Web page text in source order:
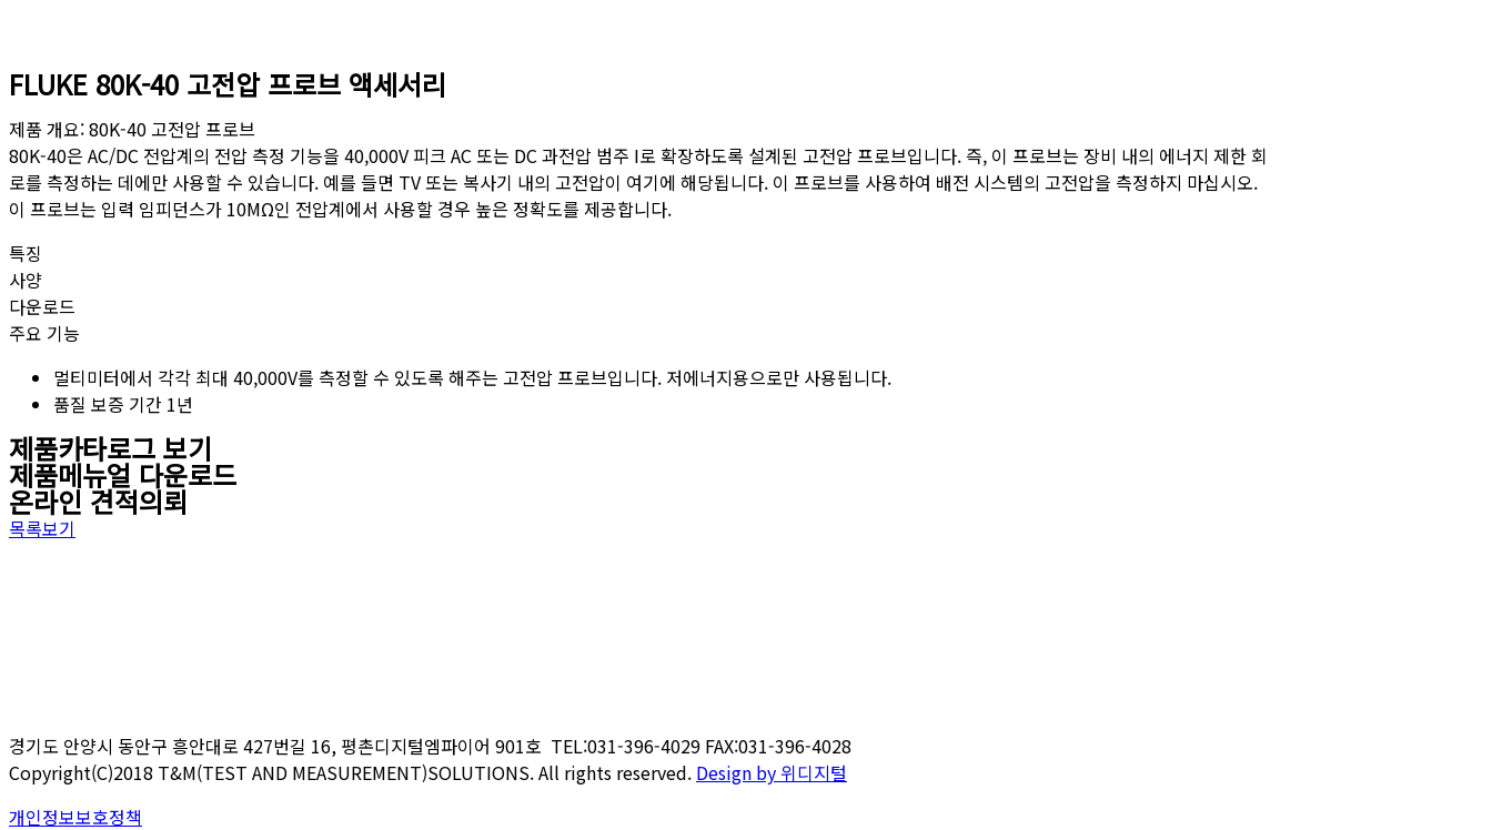
FLUKE 80K-40 고전압 프로브 액세서리
제품 개요: 80K-40 고전압 프로브
80K-40은 AC/DC 전압계의 전압 측정 기능을 40,000V 피크 AC 또는 DC 과전압 범주 I로 확장하도록 설계된 고전압 프로브입니다. 즉, 이 프로브는 장비 내의 에너지 제한 회
로를 측정하는 데에만 사용할 수 있습니다. 예를 들면 TV 또는 복사기 내의 고전압이 여기에 해당됩니다. 이 프로브를 사용하여 배전 시스템의 고전압을 측정하지 마십시오.
이 프로브는 입력 임피던스가 10MΩ인 전압계에서 사용할 경우 높은 정확도를 제공합니다.
특징
사양
다운로드
주요 기능
멀티미터에서 각각 최대 40,000V를 측정할 수 있도록 해주는 고전압 프로브입니다. 저에너지용으로만 사용됩니다.
품질 보증 기간 1년
제품카타로그 보기
제품메뉴얼 다운로드
온라인 견적의뢰
목록보기
경기도 안양시 동안구 흥안대로 427번길 16, 평촌디지털엠파이어 901호 TEL:031-396-4029 FAX:031-396-4028
Copyright(C)2018 T&M(TEST AND MEASUREMENT)SOLUTIONS. All rights reserved. Design by 위디지털
개인정보보호정책